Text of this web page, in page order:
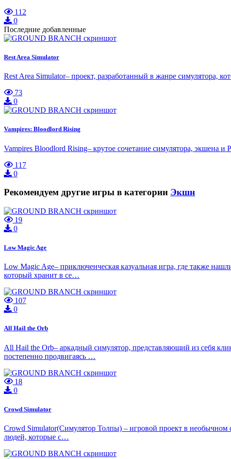
112
0
Последние добавленные
Rest Area Simulator
Rest Area Simulator– проект, разработанный в жанре симулятора,
73
0
Vampires: Bloodlord Rising
Vampires Bloodlord Rising– крутое сочетание симулятора, экшена
117
0
Рекомендуем другие игры в категории Экшн
19
0
Low Magic Age
Low Magic Age– приключенческая казуальная игра, где также
который хранит в се…
107
0
All Hail the Orb
All Hail the Orb– аркадный симулятор, представляющий из себя
постепенно продвигаясь …
18
0
Crowd Simulator
Crowd Simulator(Симулятор Толпы) – игровой проект в необычном
людей, которые с…